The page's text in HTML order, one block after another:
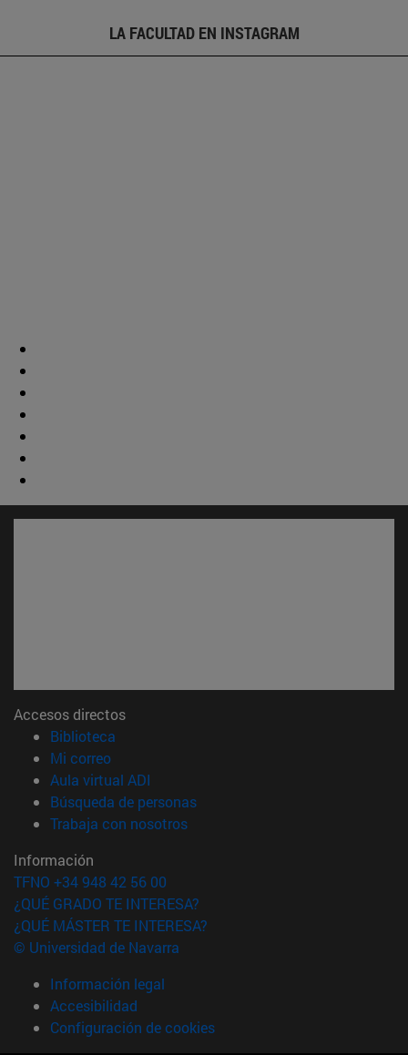
LA FACULTAD EN INSTAGRAM
Accesos directos
Biblioteca
Mi correo(abre en nueva ventana)
Aula virtual ADI
Búsqueda de personas(abre en nueva ventana)
Trabaja con nosotros(abre en nueva ventana)
Información
TFNO +34 948 42 56 00
¿QUÉ GRADO TE INTERESA?
¿QUÉ MÁSTER TE INTERESA?
© Universidad de Navarra
Información legal
Accesibilidad
Configuración de cookies